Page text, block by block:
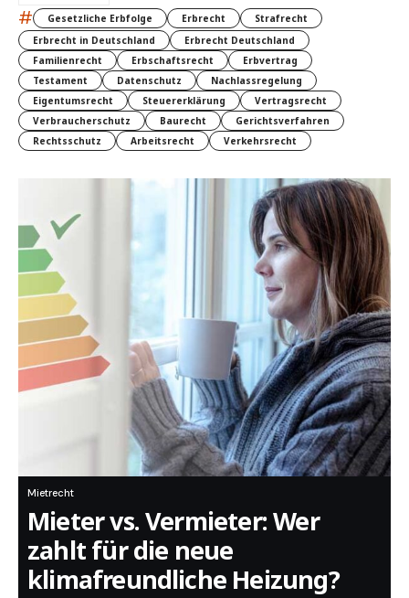
# Gesetzliche Erbfolge Erbrecht
Strafrecht
Erbrecht in Deutschland
Erbrecht Deutschland
Familienrecht
Erbschaftsrecht
Erbvertrag
Testament
Datenschutz
Nachlassregelung
Eigentumsrecht
Steuererklärung
Vertragsrecht
Verbraucherschutz
Baurecht
Gerichtsverfahren
Rechtsschutz
Arbeitsrecht Verkehrsrecht
Mietrecht
Mieter vs. Vermieter: Wer
zahlt für die neue
klimafreundliche Heizung?